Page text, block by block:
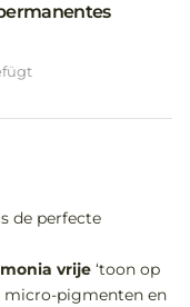
de perfecte
vrije ‘toon op
micro-pigmenten en